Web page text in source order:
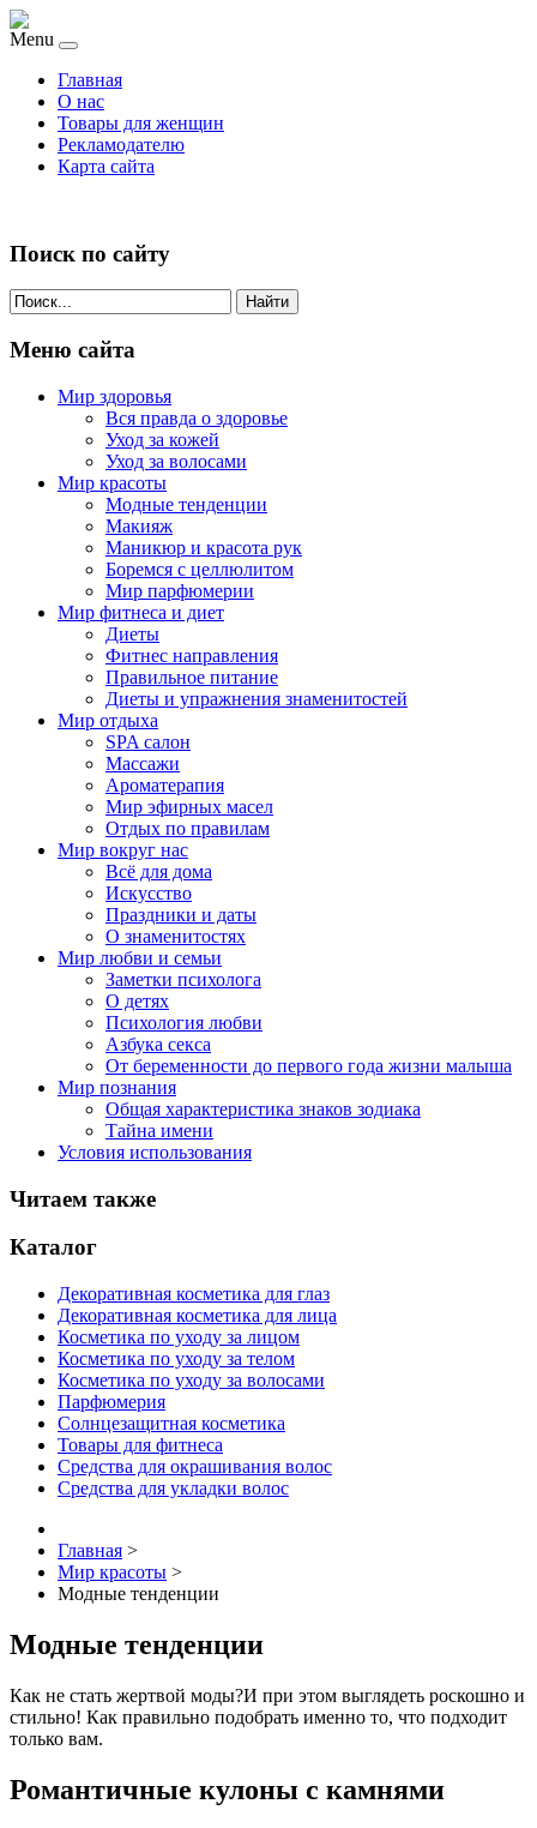
Menu
Главная
О нас
Товары для женщин
Рекламодателю
Карта сайта
Поиск по сайту
Найти
Меню сайта
Мир здоровья
Вся правда о здоровье
Уход за кожей
Уход за волосами
Мир красоты
Модные тенденции
Макияж
Маникюр и красота рук
Боремся с целлюлитом
Мир парфюмерии
Мир фитнеса и диет
Диеты
Фитнес направления
Правильное питание
Диеты и упражнения знаменитостей
Мир отдыха
SPA салон
Массажи
Ароматерапия
Мир эфирных масел
Отдых по правилам
Мир вокруг нас
Всё для дома
Искусство
Праздники и даты
О знаменитостях
Мир любви и семьи
Заметки психолога
О детях
Психология любви
Азбука секса
От беременности до первого года жизни малыша
Мир познания
Общая характеристика знаков зодиака
Тайна имени
Условия использования
Читаем также
Каталог
Декоративная косметика для глаз
Декоративная косметика для лица
Косметика по уходу за лицом
Косметика по уходу за телом
Косметика по уходу за волосами
Парфюмерия
Солнцезащитная косметика
Товары для фитнеса
Средства для окрашивания волос
Средства для укладки волос
Главная >
Мир красоты >
Модные тенденции
Модные тенденции
Как не стать жертвой моды?И при этом выглядеть роскошно и
стильно! Как правильно подобрать именно то, что подходит
только вам.
Романтичные кулоны с камнями